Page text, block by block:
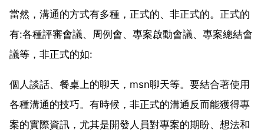
當然，溝通的方式有多種，正式的、非正式的。正式的
有:各種評審會議、周例會、專案啟動會議、專案總結會
議等，非正式的如:
個人談話、餐桌上的聊天，msn聊天等。要結合著使用
各種溝通的技巧。有時候，非正式的溝通反而能獲得專
案的實際資訊，尤其是開發人員對專案的期盼、想法和